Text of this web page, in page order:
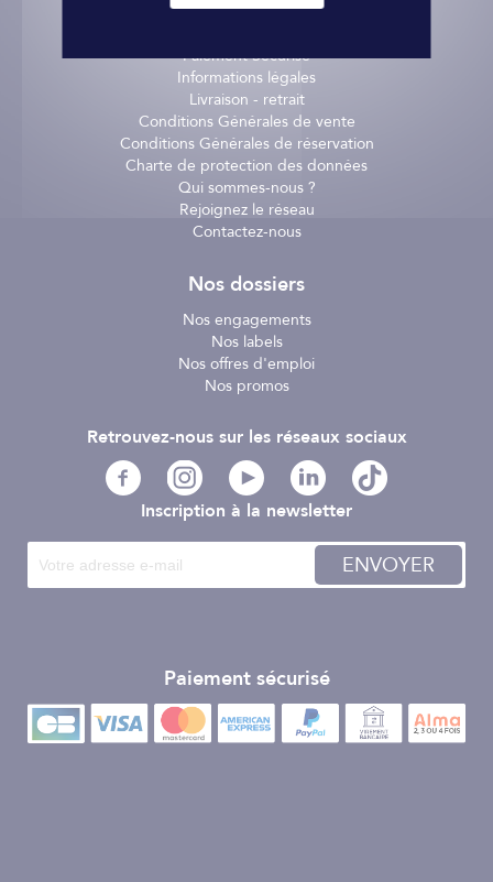
Paiement Sécurisé
Informations légales
Livraison - retrait
Conditions Générales de vente
Conditions Générales de réservation
Charte de protection des données
Qui sommes-nous ?
Rejoignez le réseau
Contactez-nous
Nos dossiers
Nos engagements
Nos labels
Nos offres d'emploi
Nos promos
Inscription à la newsletter
ENVOYER
Paiement sécurisé
Retrouvez-nous sur les réseaux sociaux